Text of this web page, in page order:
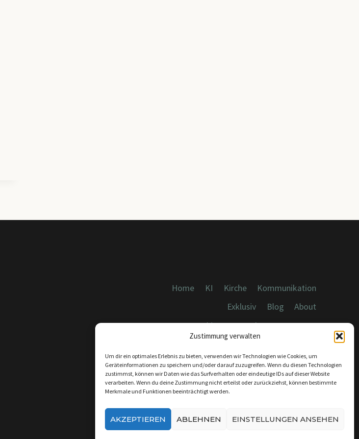
Zustimmung verwalten
Um dir ein optimales Erlebnis zu bieten, verwenden wir Technologien wie Cookies, um
Geräteinformationen zu speichern und/oder darauf zuzugreifen. Wenn du diesen Technologien
zustimmst, können wir Daten wie das Surfverhalten oder eindeutige IDs auf dieser Website
verarbeiten. Wenn du deine Zustimmung nicht erteilst oder zurückziehst, können bestimmte
Merkmale und Funktionen beeinträchtigt werden.
AKZEPTIEREN ABLEHNEN EINSTELLUNGEN ANSEHEN
Home KI Kirche
Kommunikation
Exklusiv
Blog
About
Cookies, Datenschutz, Impressum
KONTAKT: